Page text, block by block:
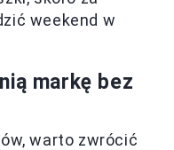
weekend w
markę bez
warto zwrócić